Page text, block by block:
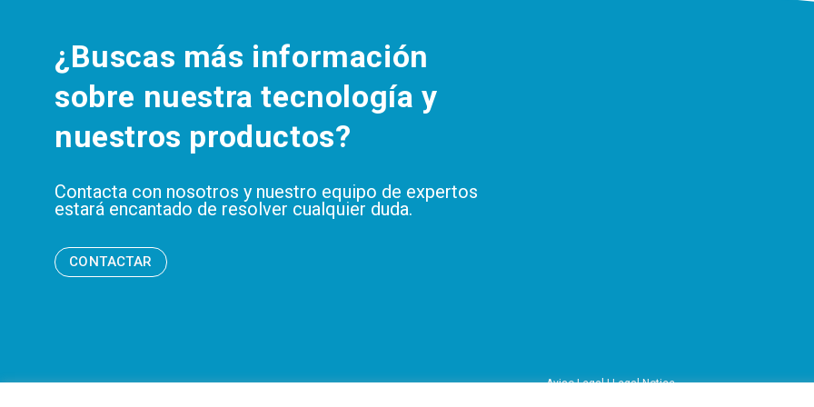
¿Buscas más información
sobre nuestra tecnología y
nuestros productos?
Contacta con nosotros y nuestro equipo de expertos
estará encantado de resolver cualquier duda.
CONTACTAR
Aviso Legal | Legal Notice